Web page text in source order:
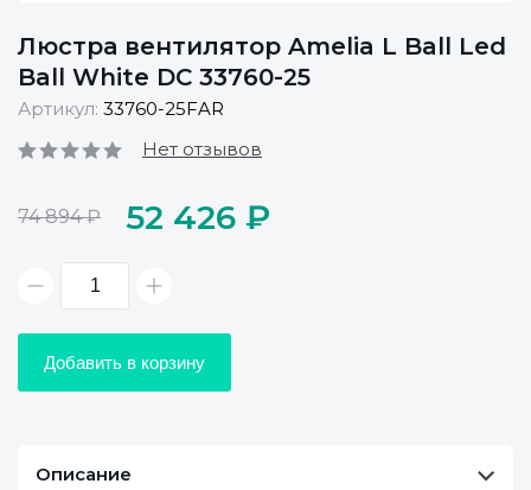
Люстра вентилятор Amelia L Ball Led
Ball White DC 33760-25
Артикул: 33760-25FAR
Нет отзывов
74 894 ₽ 52 426 ₽
Добавить в корзину
Описание